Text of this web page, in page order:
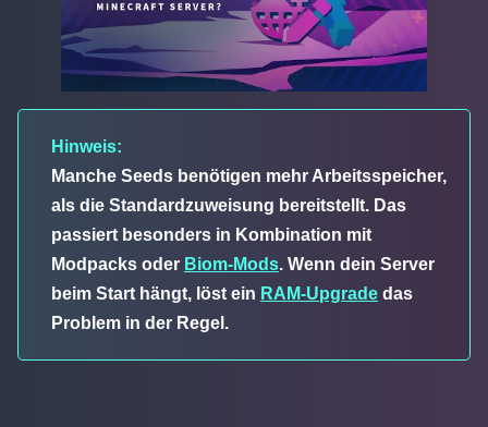
Hinweis:
Manche Seeds benötigen mehr Arbeitsspeicher,
als die Standardzuweisung bereitstellt. Das
passiert besonders in Kombination mit
Modpacks oder Biom-Mods. Wenn dein Server
beim Start hängt, löst ein RAM-Upgrade das
Problem in der Regel.